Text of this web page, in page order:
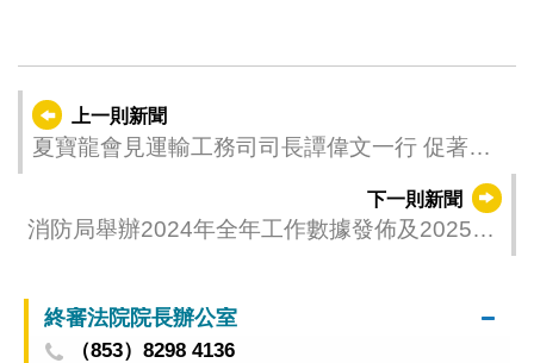
上一則新聞
夏寶龍會見運輸工務司司長譚偉文一行 促著力
下一則新聞
消防局舉辦2024年全年工作數據發佈及2025年
終審法院院長辦公室
（853）8298 4136